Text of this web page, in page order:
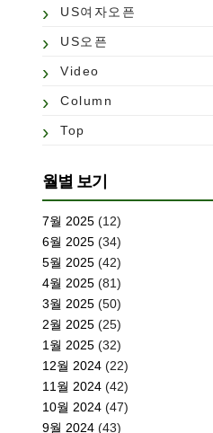
US여자오픈
US오픈
Video
Column
Top
월별 보기
7월 2025 (12)
6월 2025 (34)
5월 2025 (42)
4월 2025 (81)
3월 2025 (50)
2월 2025 (25)
1월 2025 (32)
12월 2024 (22)
11월 2024 (42)
10월 2024 (47)
9월 2024 (43)